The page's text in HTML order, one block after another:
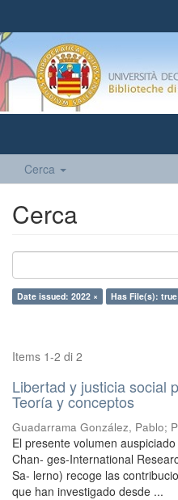
Cerca
Cerca
Date issued: 2022 × Has File(s): true
Items 1-2 di 2
Libertad y justicia social
Teoría y conceptos
Guadarrama González, Pablo;
El presente volumen
Chan- ges-International
Sa- lerno) recoge las
que han investigado desde ...